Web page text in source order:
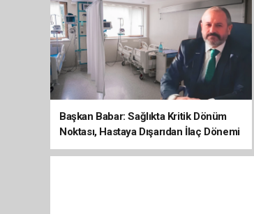
Başkan Babar: Sağlıkta Kritik Dönüm
Noktası, Hastaya Dışarıdan İlaç Dönemi
Sona Erdi